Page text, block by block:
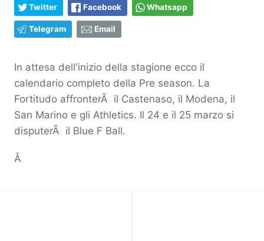
Twitter Facebook Whatsapp
Telegram Email
In attesa dell'inizio della stagione ecco il
calendario completo della Pre season. La
Fortitudo affronterÃ il Castenaso, il Modena, il
San Marino e gli Athletics. Il 24 e il 25 marzo si
disputerÃ il Blue F Ball.
Â